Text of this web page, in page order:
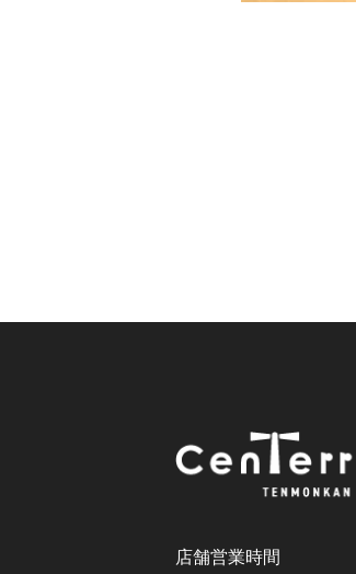
店舗営業時間